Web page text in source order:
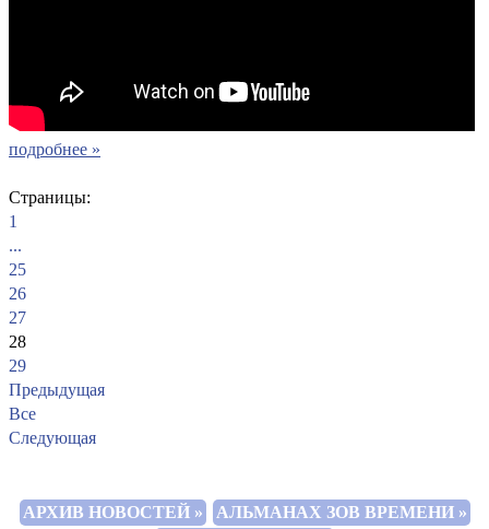
подробнее »
Страницы:
1
...
25
26
27
28
29
Предыдущая
Все
Следующая
АРХИВ НОВОСТЕЙ »
АЛЬМАНАХ ЗОВ ВРЕМЕНИ »